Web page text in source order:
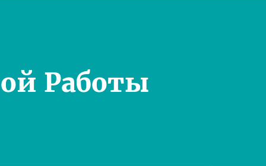
Работы